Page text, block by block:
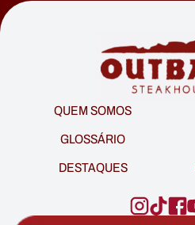
QUEM SOMOS
GLOSSÁRIO
DESTAQUES